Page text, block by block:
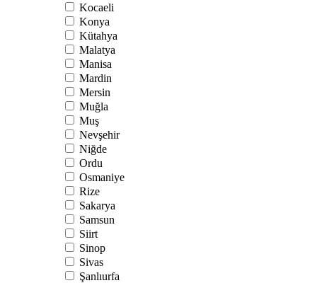
Kocaeli
Konya
Kütahya
Malatya
Manisa
Mardin
Mersin
Muğla
Muş
Nevşehir
Niğde
Ordu
Osmaniye
Rize
Sakarya
Samsun
Siirt
Sinop
Sivas
Şanlıurfa